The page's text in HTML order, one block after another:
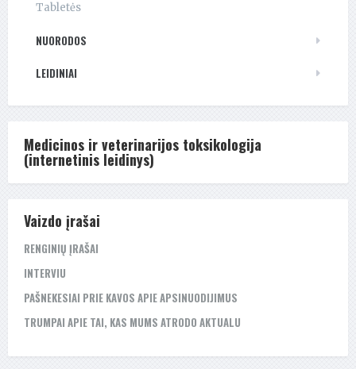
Tabletės
NUORODOS
LEIDINIAI
Medicinos ir veterinarijos toksikologija
(internetinis leidinys)
Vaizdo įrašai
RENGINIŲ ĮRAŠAI
INTERVIU
PAŠNEKESIAI PRIE KAVOS APIE APSINUODIJIMUS
TRUMPAI APIE TAI, KAS MUMS ATRODO AKTUALU